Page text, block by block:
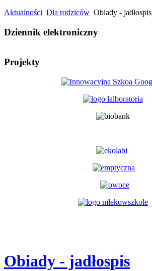
Aktualności Dla rodziców Obiady - jadłospis
Dziennik elektroniczny
Projekty
Obiady - jadłospis